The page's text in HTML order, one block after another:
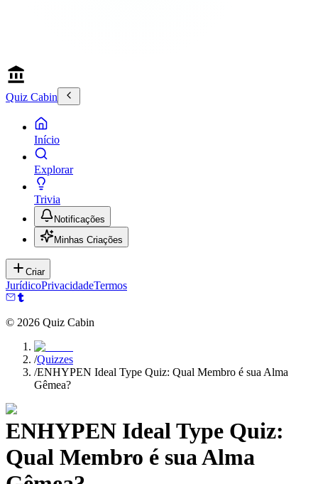
Quiz Cabin
Início
Explorar
Trivia
Notificações
Minhas Criações
Criar
JurídicoPrivacidadeTermos
© 2026 Quiz Cabin
/Quizzes
/ENHYPEN Ideal Type Quiz: Qual Membro é sua Alma
Gêmea?
ENHYPEN Ideal Type Quiz:
Qual Membro é sua Alma